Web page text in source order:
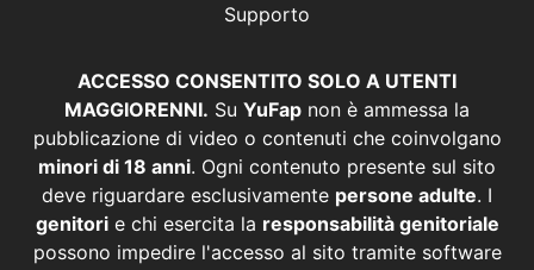
Supporto
ACCESSO CONSENTITO SOLO A UTENTI
MAGGIORENNI. Su YuFap non è ammessa la
pubblicazione di video o contenuti che coinvolgano
minori di 18 anni. Ogni contenuto presente sul sito
deve riguardare esclusivamente persone adulte. I
genitorie chi esercita la responsabilità genitoriale
possono impedire l'accesso al sito tramite software